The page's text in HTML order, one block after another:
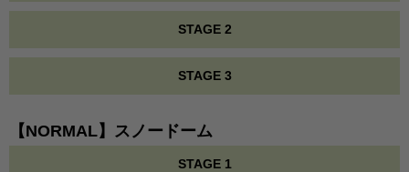
STAGE 2
STAGE 3
【NORMAL】スノードーム
STAGE 1